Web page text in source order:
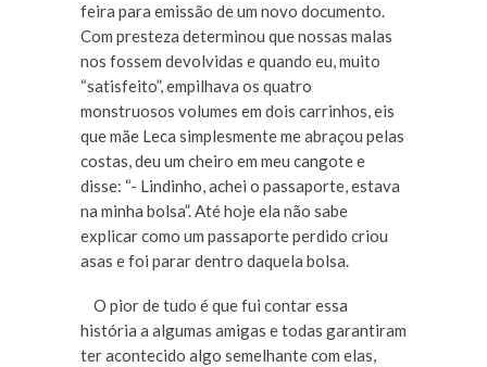
feira para emissão de um novo documento.
Com presteza determinou que nossas malas
nos fossem devolvidas e quando eu, muito
“satisfeito”, empilhava os quatro
monstruosos volumes em dois carrinhos, eis
que mãe Leca simplesmente me abraçou pelas
costas, deu um cheiro em meu cangote e
disse: “- Lindinho, achei o passaporte, estava
na minha bolsa”. Até hoje ela não sabe
explicar como um passaporte perdido criou
asas e foi parar dentro daquela bolsa.
O pior de tudo é que fui contar essa
história a algumas amigas e todas garantiram
ter acontecido algo semelhante com elas,